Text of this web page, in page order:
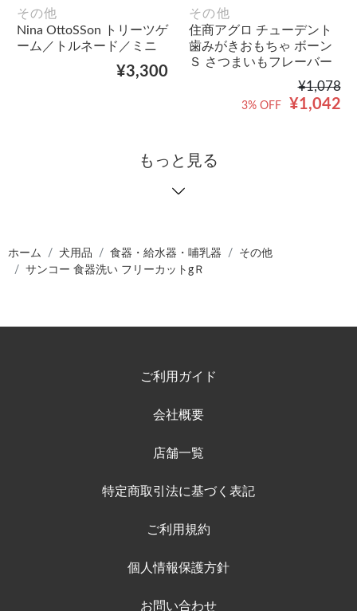
その他
Nina OttoSSon トリーツゲ
ーム／トルネード／ミニ
¥3,300
その他
住商アグロ チューデント
歯みがきおもちゃ ボーン
Ｓ さつまいもフレーバー
¥1,078
¥1,042
3% OFF
もっと見る
ホーム 犬用品 食器・給水器・哺乳器
その他
サンコー 食器洗い フリーカットgＲ
ご利用ガイド
会社概要
店舗一覧
特定商取引法に基づく表記
ご利用規約
個人情報保護方針
お問い合わせ